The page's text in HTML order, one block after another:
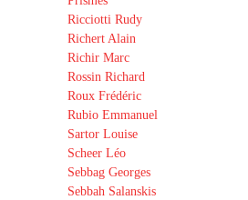
Ricciotti Rudy
Richert Alain
Richir Marc
Rossin Richard
Roux Frédéric
Rubio Emmanuel
Sartor Louise
Scheer Léo
Sebbag Georges
Sebbah Salanskis